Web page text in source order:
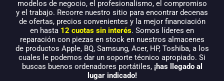
modelos de negocio, el profesionalismo, el compromiso
y el trabajo. Recorre nuestro sitio para encontrar decenas
de ofertas, precios convenientes y la mejor financiación
en hasta 12 cuotas sin interés. Somos líderes en
reparación con piezas en stock en nuestros almacenes
de productos Apple, BQ, Samsung, Acer, HP, Toshiba, a los
cuales le podemos dar un soporte técnico apropiado. Si
buscas buenos ordenadores portátiles, ¡has llegado al
lugar indicado!